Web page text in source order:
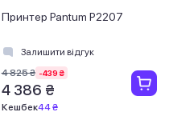
Принтер Pantum P2207
Залишити відгук
4 825 ₴ -439 ₴
4 386 ₴
Кешбек44 ₴